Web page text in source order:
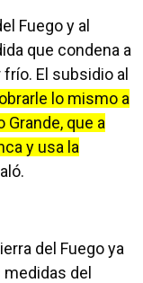
Fuego y al
que condena a
El subsidio al
lo mismo a
Grande, que a
y usa la
del Fuego ya
del